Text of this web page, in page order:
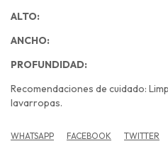
ALTO:
ANCHO:
PROFUNDIDAD:
Recomendaciones de cuidado:
lavarropas.
WHATSAPP FACEBOOK TWITTER